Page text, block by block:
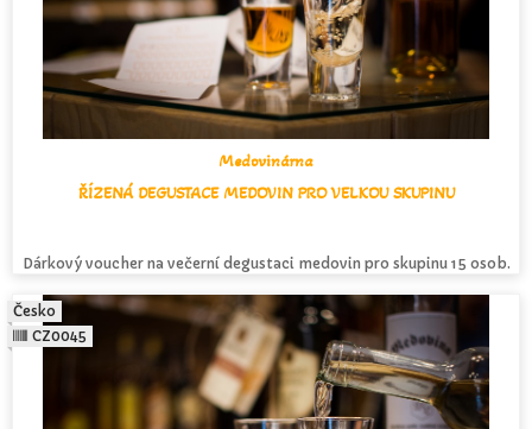
Medovinárna
ŘÍZENÁ DEGUSTACE MEDOVIN PRO VELKOU SKUPINU
Dárkový voucher na večerní degustaci medovin pro skupinu 15 osob.
Česko
CZ0045